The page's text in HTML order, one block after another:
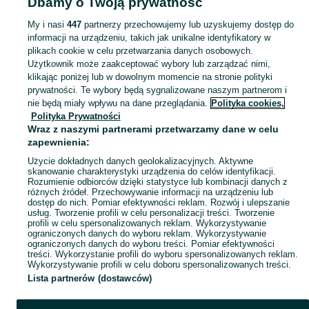
KATEGORIA
Zobacz
Mapa kategorii
Mapa miejscowości
Mapa ministron
Popularne wyszukiwania
My i nasi 447partnerzy przechowujemy lub uzyskujemy dostęp do
informacji na urządzeniu, takich jak unikalne identyfikatory w
plikach cookie w celu przetwarzania danych osobowych.
Użytkownik może zaakceptować wybory lub zarządzać nimi,
klikając poniżej lub w dowolnym momencie na stronie polityki
prywatności. Te wybory będą sygnalizowane naszym partnerom i
nie będą miały wpływu na dane przeglądania. Polityka cookies,
Polityka Prywatności
Wraz z naszymi partnerami przetwarzamy dane w celu
zapewnienia:
Użycie dokładnych danych geolokalizacyjnych. Aktywne
skanowanie charakterystyki urządzenia do celów identyfikacji.
Rozumienie odbiorców dzięki statystyce lub kombinacji danych z
różnych źródeł. Przechowywanie informacji na urządzeniu lub
dostęp do nich. Pomiar efektywności reklam. Rozwój i ulepszanie
usług. Tworzenie profili w celu personalizacji treści. Tworzenie
profili w celu spersonalizowanych reklam. Wykorzystywanie
ograniczonych danych do wyboru reklam. Wykorzystywanie
ograniczonych danych do wyboru treści. Pomiar efektywności
treści. Wykorzystanie profili do wyboru spersonalizowanych reklam.
Wykorzystywanie profili w celu doboru spersonalizowanych treści.
Lista partnerów (dostawców)